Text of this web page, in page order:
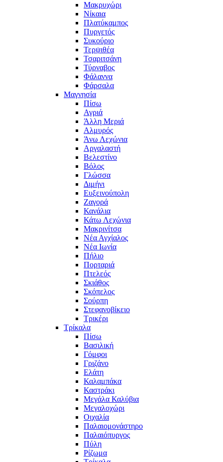
Μακρυχώρι
Νίκαια
Πλατύκαμπος
Πυργετός
Συκούριο
Τερψιθέα
Τσαριτσάνη
Τύρναβος
Φάλαννα
Φάρσαλα
Μαγνησία
Πίσω
Αγριά
Άλλη Μεριά
Αλμυρός
Άνω Λεχώνια
Αργαλαστή
Βελεστίνο
Βόλος
Γλώσσα
Διμήνι
Ευξεινούπολη
Ζαγορά
Κανάλια
Κάτω Λεχώνια
Μακρινίτσα
Νέα Αγχίαλος
Νέα Ιωνία
Πήλιο
Πορταριά
Πτελεός
Σκιάθος
Σκόπελος
Σούρπη
Στεφανοβίκειο
Τρικέρι
Τρίκαλα
Πίσω
Βασιλική
Γόμφοι
Γριζάνο
Ελάτη
Καλαμπάκα
Καστράκι
Μεγάλα Καλύβια
Μεγαλοχώρι
Οιχαλία
Παλαιομονάστηρο
Παλαιόπυργος
Πύλη
Ρίζωμα